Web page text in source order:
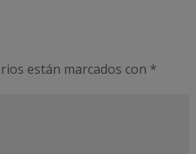
están marcados con *